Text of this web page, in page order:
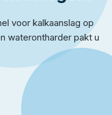
voor kalkaanslag op
waterontharder pakt u